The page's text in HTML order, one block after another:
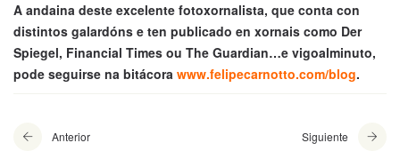
A andaina deste excelente fotoxornalista, que conta con
distintos galardóns e ten publicado en xornais como Der
Spiegel, Financial Times ou The Guardian…e vigoalminuto,
pode seguirse na bitácora www.felipecarnotto.com/blog.
Anterior Siguiente